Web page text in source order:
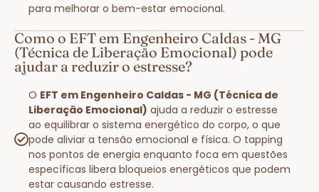
para melhorar o bem-estar emocional.
Como o EFT em Engenheiro Caldas - MG
(Técnica de Liberação Emocional) pode
ajudar a reduzir o estresse?
O EFT em Engenheiro Caldas - MG (Técnica de
Liberação Emocional) ajuda a reduzir o estresse
ao equilibrar o sistema energético do corpo, o que
pode aliviar a tensão emocional e física. O tapping
nos pontos de energia enquanto foca em questões
específicas libera bloqueios energéticos que podem
estar causando estresse.